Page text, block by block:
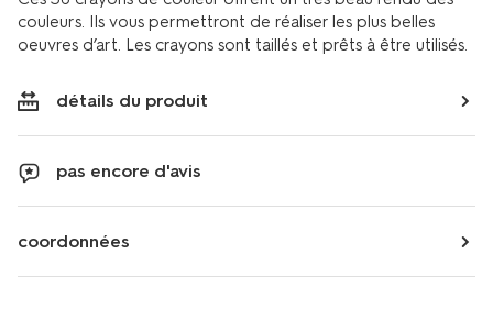
couleurs. Ils vous permettront de réaliser les plus belles
oeuvres d’art. Les crayons sont taillés et prêts à être utilisés.
détails du produit
pas encore d'avis
coordonnées